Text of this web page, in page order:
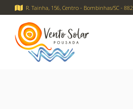
R. Tainha, 156, Centro - Bombinhas/SC -